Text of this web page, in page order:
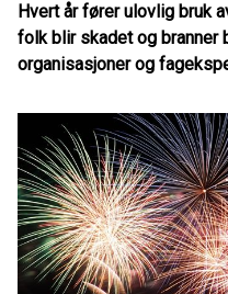
Hvert år fører ulovlig bruk
folk blir skadet og branner
organisasjoner og